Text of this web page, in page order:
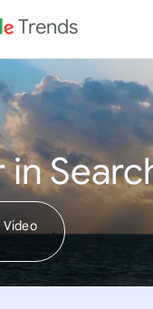
Trends
in
Video